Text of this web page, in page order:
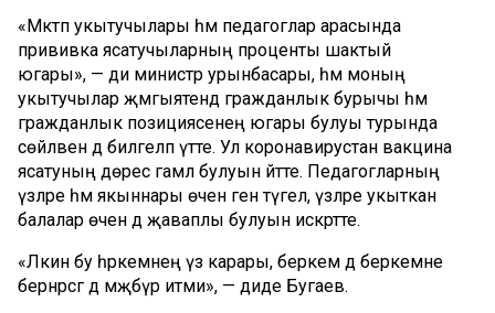
«Мәктәп укытучылары һәм педагоглар арасында
прививка ясатучыларның проценты шактый
югары», — ди министр урынбасары, һәм моның
укытучылар җәмгыятендә гражданлык бурычы һәм
гражданлык позициясенең югары булуы турында
сөйләвен дә билгеләп үтте. Ул коронавирустан вакцина
ясатуның дөрес гамәл булуын әйтте. Педагогларның
үзләре һәм якыннары өчен генә түгел, үзләре укыткан
балалар өчен дә җаваплы булуын искәртте.
«Ләкин бу һәркемнең үз карары, беркем дә беркемне
бернәрсәгә дә мәҗбүр итми», — диде Бугаев.